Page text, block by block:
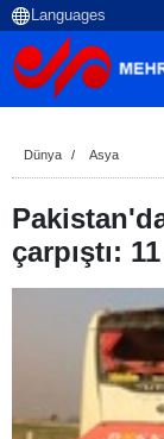
Dünya Asya
çarpıştı: